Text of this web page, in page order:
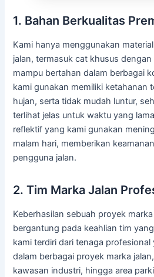
1. Bahan Berkualitas
Kami hanya menggunakan
jalan, termasuk cat khusus
mampu bertahan dalam berbagai
kami gunakan memiliki ketahanan
hujan, serta tidak mudah luntur,
terlihat jelas untuk waktu yang
reflektif yang kami gunakan
malam hari, memberikan
pengguna jalan.
2. Tim Marka Jalan
Keberhasilan sebuah proyek
bergantung pada keahlian tim
kami terdiri dari tenaga
dalam berbagai proyek marka
kawasan industri, hingga area